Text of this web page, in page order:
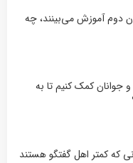
دوم آموزش می‌بینند، چه
جوانان کمک کنیم تا به
که کمتر اهل گفتگو هستند